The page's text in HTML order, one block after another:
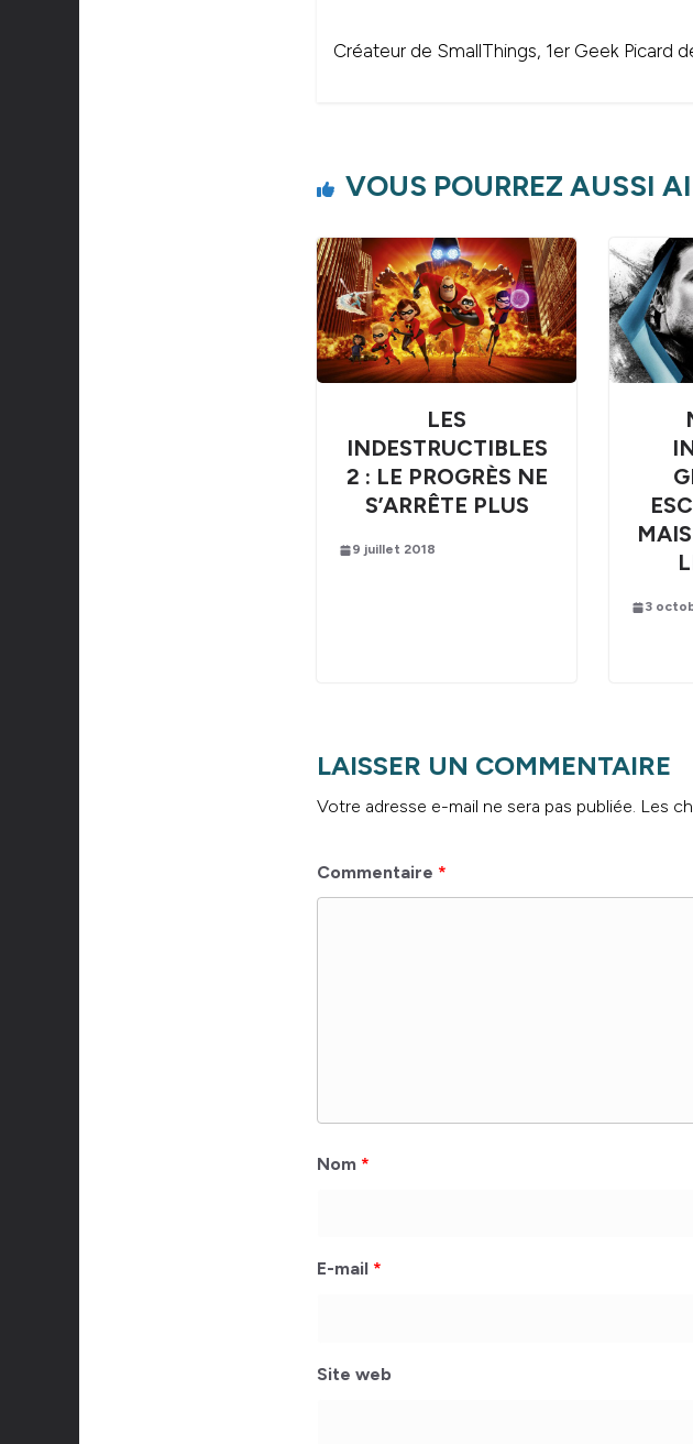
Créateur de SmallThings, 1er Geek Picard
VOUS POURREZ AUSSI
LES
INDESTRUCTIBLES
2 : LE PROGRÈS NE
S’ARRÊTE PLUS
9 juillet 2018
3
LAISSER UN COMMENTAIRE
Votre adresse e-mail ne sera pas publiée. Les
Commentaire *
Nom *
E-mail *
Site web